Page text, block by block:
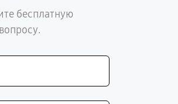
бесплатную